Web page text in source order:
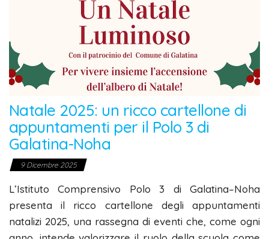
Natale 2025: un ricco cartellone di
appuntamenti per il Polo 3 di
Galatina-Noha
9 Dicembre 2025
L’Istituto Comprensivo Polo 3 di Galatina–Noha
presenta il ricco cartellone degli appuntamenti
natalizi 2025, una rassegna di eventi che, come ogni